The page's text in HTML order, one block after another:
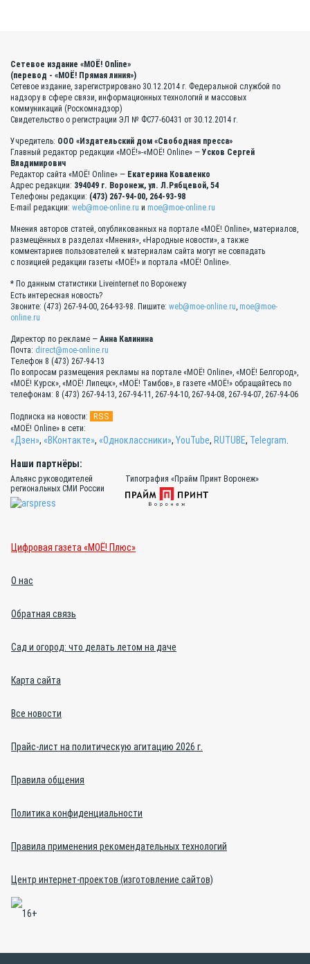
Сетевое издание «МОЁ! Online»
(перевод - «МОЁ! Прямая линия»)
Сетевое издание, зарегистрировано 30.12.2014 г. Федеральной службой по
надзору в сфере связи, информационных технологий и массовых
коммуникаций (Роскомнадзор)
Свидетельство о регистрации ЭЛ № ФС77-60431 от 30.12.2014 г.
Учредитель: ООО «Издательский дом «Свободная пресса»
Главный редактор редакции «МОЁ!»-«МОЁ! Online» — Усков Сергей
Владимирович
Редактор сайта «МОЁ! Online» — Екатерина Коваленко
Адрес редакции: 394049 г. Воронеж, ул. Л.Рябцевой, 54
Телефоны редакции: (473) 267-94-00, 264-93-98
E-mail редакции: web@moe-online.ru и moe@moe-online.ru
Мнения авторов статей, опубликованных на портале «МОЁ! Online», материалов,
размещённых в разделах «Мнения», «Народные новости», а также
комментариев пользователей к материалам сайта могут не совпадать
с позицией редакции газеты «МОЁ!» и портала «МОЁ! Online».
* По данным статистики Liveinternet по Воронежу
Есть интересная новость?
Звоните: (473) 267-94-00, 264-93-98. Пишите: web@moe-online.ru, moe@moe-
online.ru
Директор по рекламе — Анна Калинина
Почта: direct@moe-online.ru
Телефон 8 (473) 267-94-13
По вопросам размещения рекламы на портале «МОЁ! Online», «МОЁ! Белгород»,
«МОЁ! Курск», «МОЁ! Липецк», «МОЁ! Тамбов», в газете «МОЁ!» обращайтесь по
телефонам: 8 (473) 267-94-13, 267-94-11, 267-94-10, 267-94-08, 267-94-07, 267-94-06
Подписка на новости: RSS
«МОЁ! Online» в сети:
«Дзен», «ВКонтакте», «Одноклассники», YouTube, RUTUBE, Telegram
Наши партнёры:
Альянс руководителей
региональных СМИ России
Типография «Прайм Принт Воронеж»
Цифровая газета «МОЁ! Плюс»
О нас
Обратная связь
Сад и огород: что делать летом на даче
Карта сайта
Все новости
Прайс-лист на политическую агитацию 2026 г.
Правила общения
Политика конфиденциальности
Правила применения рекомендательных технологий
Центр интернет-проектов (изготовление сайтов)